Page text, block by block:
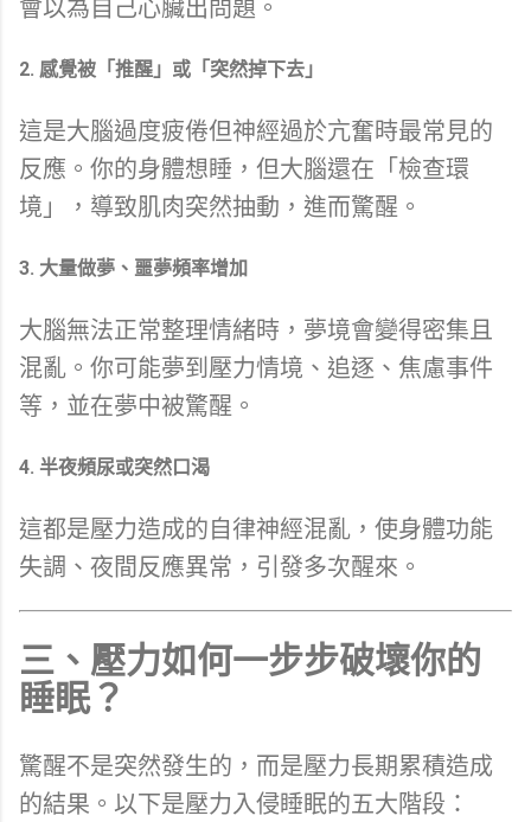
會以為自己心臟出問題。
2. 感覺被「推醒」或「突然掉下去」
這是大腦過度疲倦但神經過於亢奮時最常見的
反應。你的身體想睡，但大腦還在「檢查環
境」，導致肌肉突然抽動，進而驚醒。
3. 大量做夢、噩夢頻率增加
大腦無法正常整理情緒時，夢境會變得密集且
混亂。你可能夢到壓力情境、追逐、焦慮事件
等，並在夢中被驚醒。
4. 半夜頻尿或突然口渴
這都是壓力造成的自律神經混亂，使身體功能
失調、夜間反應異常，引發多次醒來。
三、壓力如何一步步破壞你的
睡眠？
驚醒不是突然發生的，而是壓力長期累積造成
的結果。以下是壓力入侵睡眠的五大階段：